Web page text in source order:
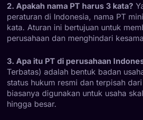
2. Apakah nama PT harus 3 kata?
peraturan di Indonesia, nama PT
kata. Aturan ini bertujuan untuk
perusahaan dan menghindari
3. Apa itu PT di perusahaan
Terbatas) adalah bentuk badan
status hukum resmi dan terpisah
biasanya digunakan untuk usaha
hingga besar.